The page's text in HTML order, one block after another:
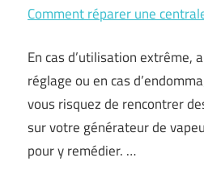
Comment réparer une
En cas d’utilisation extrême,
réglage ou en cas
vous risquez de rencontrer
sur votre générateur de
pour y remédier. …